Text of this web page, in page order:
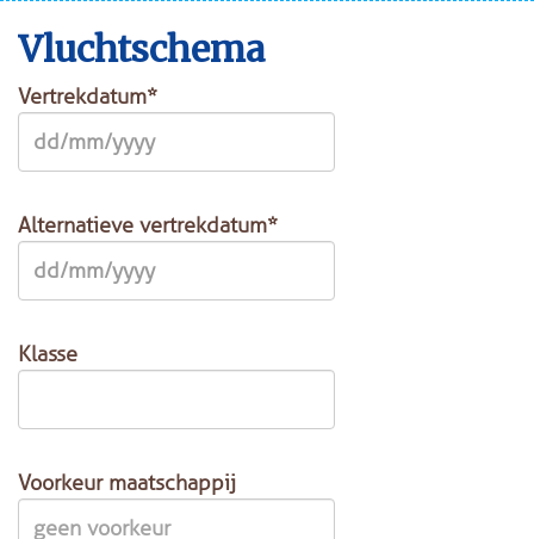
Vluchtschema
Vertrekdatum*
Alternatieve vertrekdatum*
Klasse
Voorkeur maatschappij